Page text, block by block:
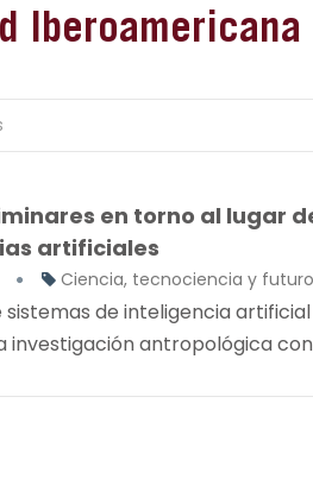
en torno al lugar
artificiales
Ciencia, tecnociencia y futuro
sistemas de inteligencia
antropológica